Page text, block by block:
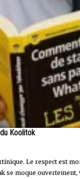
Koolitok
Le respect est
se moque ouvertement,